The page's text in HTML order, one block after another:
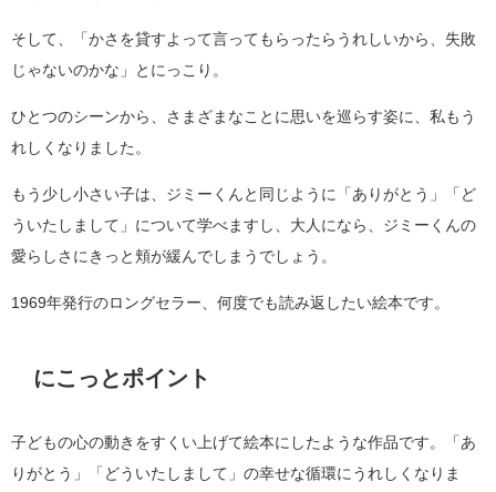
そして、「かさを貸すよって言ってもらったらうれしいから、失敗
じゃないのかな」とにっこり。
ひとつのシーンから、さまざまなことに思いを巡らす姿に、私もう
れしくなりました。
もう少し小さい子は、ジミーくんと同じように「ありがとう」「ど
ういたしまして」について学べますし、大人になら、ジミーくんの
愛らしさにきっと頬が緩んでしまうでしょう。
1969年発行のロングセラー、何度でも読み返したい絵本です。
にこっとポイント
子どもの心の動きをすくい上げて絵本にしたような作品です。「あ
りがとう」「どういたしまして」の幸せな循環にうれしくなりま